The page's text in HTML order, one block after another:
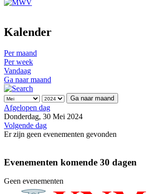
Kalender
Per maand
Per week
Vandaag
Ga naar maand
Ga naar maand
Afgelopen dag
Donderdag, 30 Mei 2024
Volgende dag
Er zijn geen evenementen gevonden
Evenementen komende 30 dagen
Geen evenementen